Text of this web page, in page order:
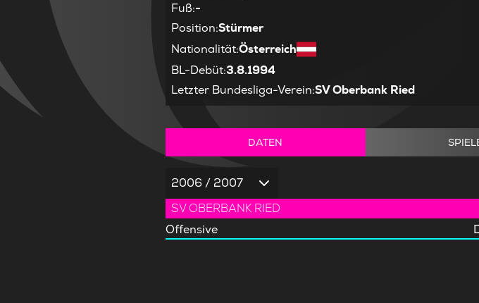
Fuß:-
Position:Stürmer
Nationalität:Österreich
BL-Debüt:3.8.1994
Letzter Bundesliga-Verein:SV Oberbank Ried
DATEN
2006 / 2007
SV OBERBANK RIED
Offensive